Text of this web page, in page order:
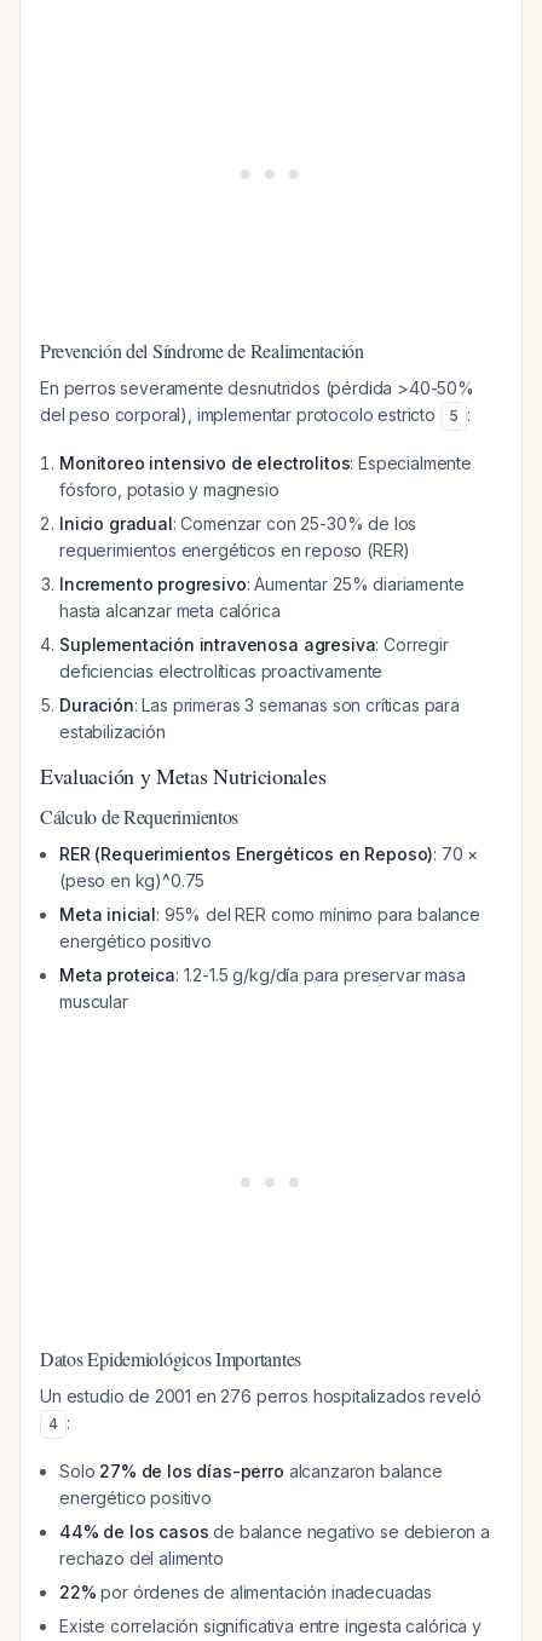
Prevención del Síndrome de Realimentación
En perros severamente desnutridos (pérdida >40-50%
del peso corporal), implementar protocolo estricto
5 :
Monitoreo intensivo de electrolitos: Especialmente
fósforo, potasio y magnesio
Inicio gradual: Comenzar con 25-30% de los
requerimientos energéticos en reposo (RER)
Incremento progresivo: Aumentar 25% diariamente
hasta alcanzar meta calórica
Suplementación intravenosa agresiva: Corregir
deficiencias electrolíticas proactivamente
Duración: Las primeras 3 semanas son críticas para
estabilización
Evaluación y Metas Nutricionales
Cálculo de Requerimientos
RER (Requerimientos Energéticos en Reposo): 70 ×
(peso en kg)^0.75
Meta inicial: 95% del RER como mínimo para balance
energético positivo
Meta proteica: 1.2-1.5 g/kg/día para preservar masa
muscular
Datos Epidemiológicos Importantes
Un estudio de 2001 en 276 perros hospitalizados reveló
4 :
Solo 27% de los días-perro alcanzaron balance
energético positivo
44% de los casos de balance negativo se debieron a
rechazo del alimento
22% por órdenes de alimentación inadecuadas
Existe correlación significativa entre ingesta calórica y